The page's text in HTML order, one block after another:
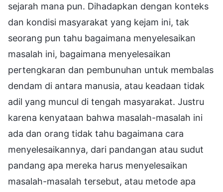
sejarah mana pun. Dihadapkan dengan konteks
dan kondisi masyarakat yang kejam ini, tak
seorang pun tahu bagaimana menyelesaikan
masalah ini, bagaimana menyelesaikan
pertengkaran dan pembunuhan untuk membalas
dendam di antara manusia, atau keadaan tidak
adil yang muncul di tengah masyarakat. Justru
karena kenyataan bahwa masalah-masalah ini
ada dan orang tidak tahu bagaimana cara
menyelesaikannya, dari pandangan atau sudut
pandang apa mereka harus menyelesaikan
masalah-masalah tersebut, atau metode apa